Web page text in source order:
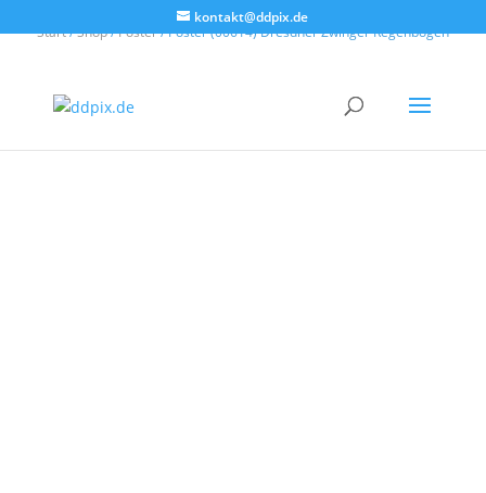
kontakt@ddpix.de
Start/Shop/Poster/ Poster (00614) Dresdner Zwinger Regenbogen